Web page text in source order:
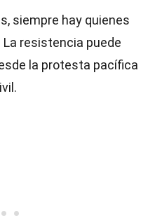
siempre hay quienes
resistencia puede
la protesta pacífica